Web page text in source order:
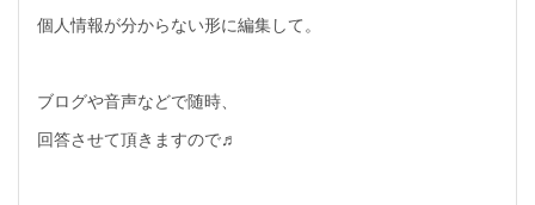
個人情報が分からない形に編集して。
ブログや音声などで随時、
回答させて頂きますので♬